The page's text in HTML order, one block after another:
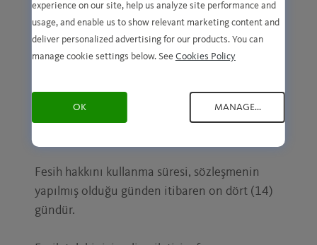
kişilerdir, § 13 BGB (Alman Medeni Kanunu).
Fesih hakkınız
On dört (14) gün içerisinde herhangi bir neden
Fesih hakkını kullanma süresi, sözleşmenin
yapılmış olduğu günden itibaren on dört (14)
gündür.
experience on our site, help us analyze site performance and
usage, and enable us to show relevant marketing content and
deliver personalized advertising for our products. You can
manage cookie settings below. See Cookies Policy
OK MANAGE...